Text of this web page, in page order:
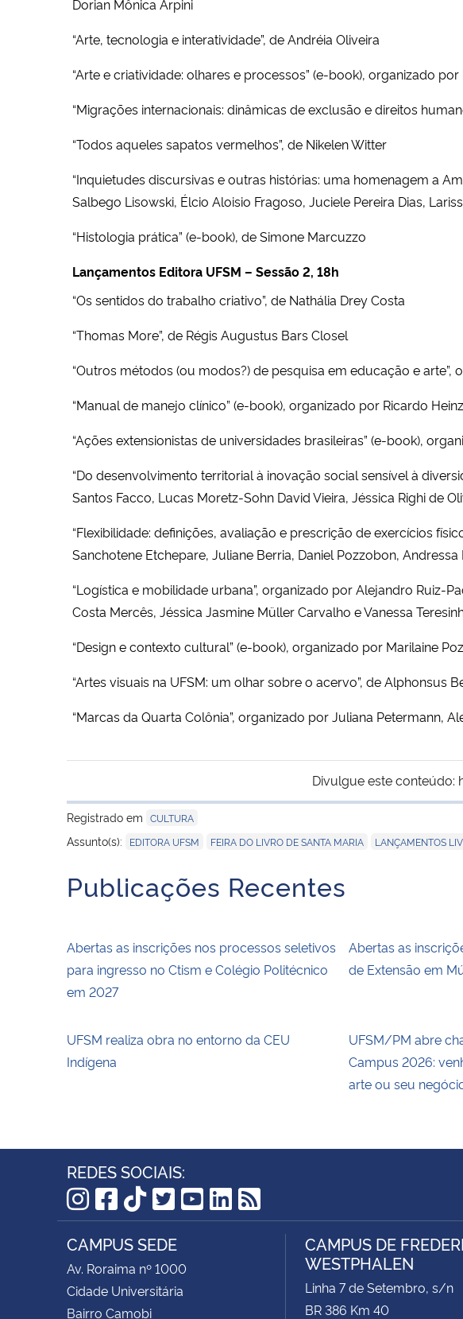
Dorian Mônica Arpini
“Arte, tecnologia e interatividade”, de Andréia Oliveira
“Arte e criatividade: olhares e processos” (e-book), organizado
“Migrações internacionais: dinâmicas de exclusão e direitos
“Todos aqueles sapatos vermelhos”, de Nikelen Witter
“Inquietudes discursivas e outras histórias: uma homenagem a
Salbego Lisowski, Élcio Aloisio Fragoso, Juciele Pereira Dias,
“Histologia prática” (e-book), de Simone Marcuzzo
Lançamentos Editora UFSM – Sessão 2, 18h
“Os sentidos do trabalho criativo”, de Nathália Drey Costa
“Thomas More”, de Régis Augustus Bars Closel
“Outros métodos (ou modos?) de pesquisa em educação e arte”,
“Manual de manejo clínico” (e-book), organizado por Ricardo
“Ações extensionistas de universidades brasileiras” (e-book),
“Do desenvolvimento territorial à inovação social sensível à
Santos Facco, Lucas Moretz-Sohn David Vieira, Jéssica Righi de
“Flexibilidade: definições, avaliação e prescrição de exercícios
Sanchotene Etchepare, Juliane Berria, Daniel Pozzobon,
“Logística e mobilidade urbana”, organizado por Alejandro Ruiz-
Costa Mercês, Jéssica Jasmine Müller Carvalho e Vanessa
“Design e contexto cultural” (e-book), organizado por Marilaine
“Artes visuais na UFSM: um olhar sobre o acervo”, de Alphonsus
“Marcas da Quarta Colônia”, organizado por Juliana Petermann,
Divulgue este conteúdo:
Registrado em CULTURA
Assunto(s): EDITORA UFSM FEIRA DO LIVRO DE SANTA MARIA LANÇAMENTOS
Publicações Recentes
Abertas as inscrições nos processos seletivos
para ingresso no Ctism e Colégio Politécnico
em 2027
Abertas as
de Extensão em
UFSM realiza obra no entorno da CEU
Indígena
UFSM/PM abre
Campus 2026:
arte ou seu
REDES SOCIAIS:
Instagram
Facebook
TikTok
Twitter
YouTube
LinkedIn
RSS
CAMPUS SEDE
Av. Roraima nº 1000
Cidade Universitária
Bairro Camobi
CAMPUS DE
WESTPHALEN
Linha 7 de Setembro, s/n
BR 386 Km 40